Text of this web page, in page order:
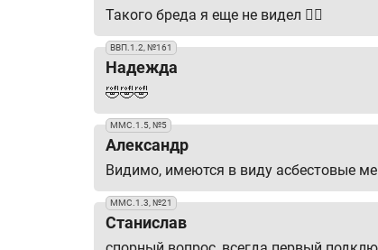
Такого бреда я еще не видел 🤦‍♂️
ВВП.1.2, №161
Надежда
🤣🤣🤣
ММС.1.5, №5
Александр
Видимо, имеются в виду асбестовые
ММС.1.3, №21
Станислав